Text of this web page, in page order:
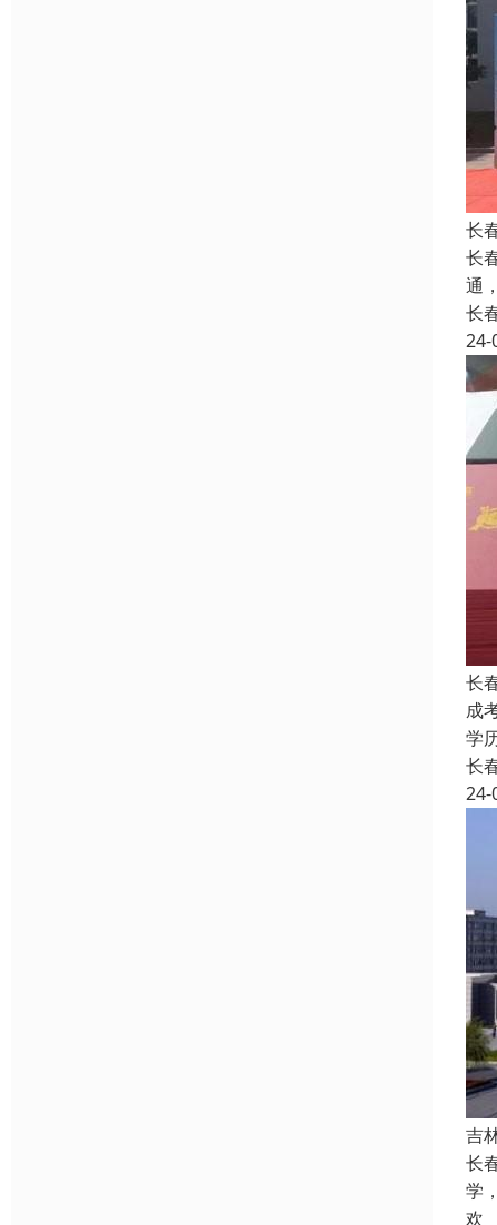
长
长
通
长
24-
长
成
学
长
24-
吉
长
学
欢